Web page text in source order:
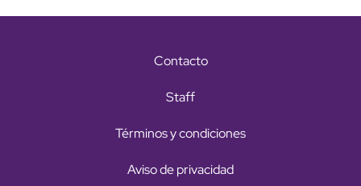
Contacto
Staff
Términos y condiciones
Aviso de privacidad